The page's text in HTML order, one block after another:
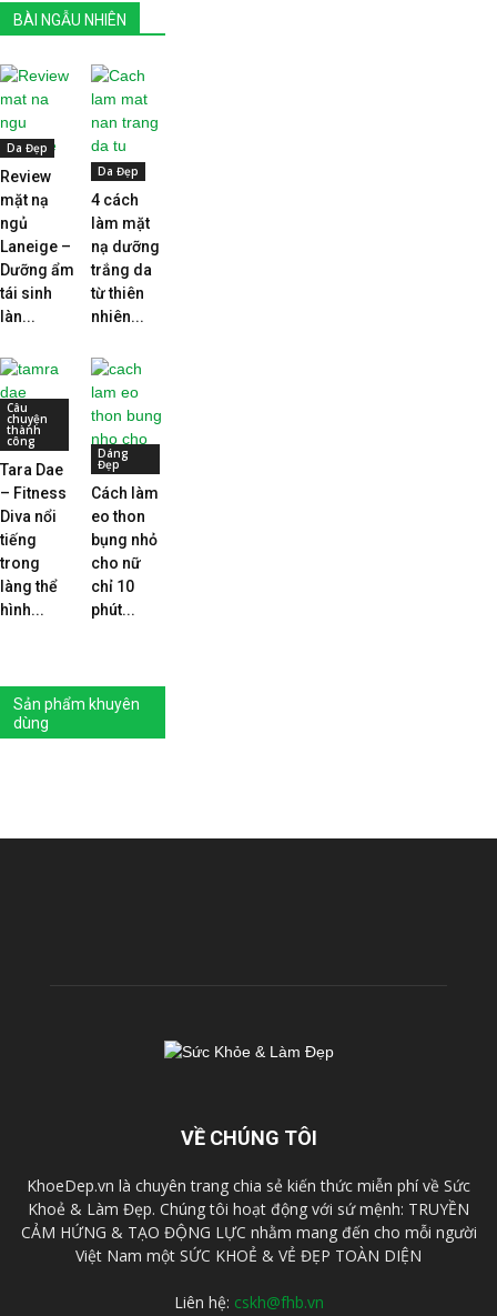
BÀI NGẪU NHIÊN
Da Đẹp
Review
mặt nạ
ngủ
Laneige –
Dưỡng ẩm
tái sinh
làn...
Da Đẹp
4 cách
làm mặt
nạ dưỡng
trắng da
từ thiên
nhiên...
Câu
chuyện
thành
công
Tara Dae
– Fitness
Diva nổi
tiếng
trong
làng thể
hình...
Dáng
Đẹp
Cách làm
eo thon
bụng nhỏ
cho nữ
chỉ 10
phút...
Sản phẩm khuyên
dùng
VỀ CHÚNG TÔI
KhoeDep.vn là chuyên trang chia sẻ kiến thức miễn phí về Sức
Khoẻ & Làm Đẹp. Chúng tôi hoạt động với sứ mệnh: TRUYỀN
CẢM HỨNG & TẠO ĐỘNG LỰC nhằm mang đến cho mỗi người
Việt Nam một SỨC KHOẺ & VẺ ĐẸP TOÀN DIỆN
Liên hệ: cskh@fhb.vn